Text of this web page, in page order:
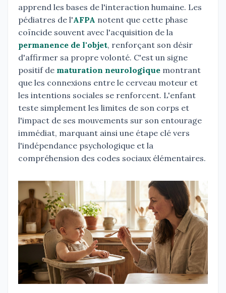
apprend les bases de l'interaction humaine. Les
pédiatres de l'AFPA notent que cette phase
coïncide souvent avec l'acquisition de la
permanence de l'objet, renforçant son désir
d'affirmer sa propre volonté. C'est un signe
positif de maturation neurologique montrant
que les connexions entre le cerveau moteur et
les intentions sociales se renforcent. L'enfant
teste simplement les limites de son corps et
l'impact de ses mouvements sur son entourage
immédiat, marquant ainsi une étape clé vers
l'indépendance psychologique et la
compréhension des codes sociaux élémentaires.